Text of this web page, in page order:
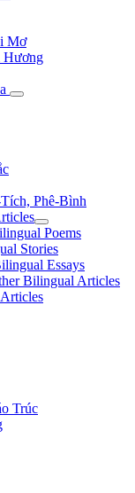
Mơ
Hương
Phê-Bình
Poems
Stories
Essays
Bilingual Articles
Trúc